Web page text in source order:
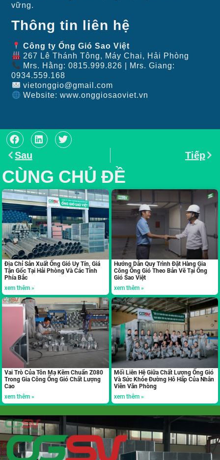
vững.
Thông tin liên hệ
Công ty Ống Gió Sao Việt
267 Lê Thánh Tông, Máy Chai, Hải Phòng
Mrs. Hằng: 0815.999.826 | Mrs. Giang:
0934.559.168
vietonggio@gmail.com
Website: www.onggiosaoviet.vn
Sau Tiếp
CÙNG CHỦ ĐỀ
Địa Chỉ Sản Xuất Ống Gió Uy Tín, Giá
Tận Gốc Tại Hải Phòng Và Các Tỉnh
Phía Bắc
xem thêm »
Hướng Dẫn Quy Trình Đặt Hàng Gia
Công Ống Gió Theo Bản Vẽ Tại Ống
Gió Sao Việt
xem thêm »
Vai Trò Của Tôn Mạ Kẽm Chuẩn Z080
Trong Gia Công Ống Gió Chất Lượng
Cao
xem thêm »
Mối Liên Hệ Giữa Chất Lượng Ống Gió
Và Sức Khỏe Đường Hô Hấp Của Nhân
Viên Văn Phòng
xem thêm »